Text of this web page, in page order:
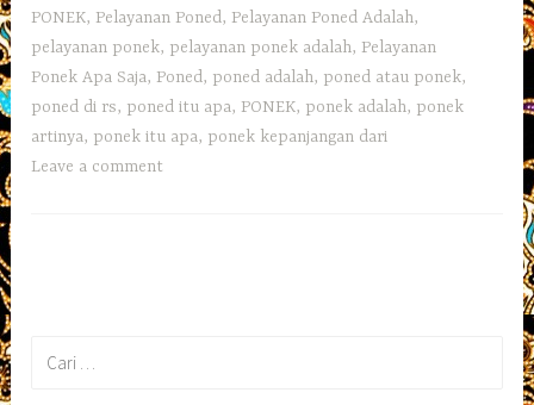
PONEK, Pelayanan Poned, Pelayanan Poned Adalah,
pelayanan ponek, pelayanan ponek adalah, Pelayanan
Ponek Apa Saja, Poned, poned adalah, poned atau ponek,
poned di rs, poned itu apa, PONEK, ponek adalah, ponek
artinya, ponek itu apa, ponek kepanjangan dari
Leave a comment